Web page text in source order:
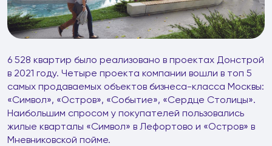
6 528 квартир было реализовано в проектах Донстрой
в 2021 году. Четыре проекта компании вошли в топ 5
самых продаваемых объектов бизнеса-класса Москвы:
«Символ», «Остров», «Событие», «Сердце Столицы».
Наибольшим спросом у покупателей пользовались
жилые кварталы «Символ» в Лефортово и «Остров» в
Мневниковской пойме.